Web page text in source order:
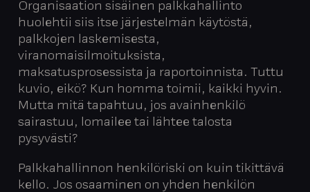
Organisaation sisäinen palkkahallinto
huolehtii siis itse järjestelmän käytöstä,
palkkojen laskemisesta,
viranomaisilmoituksista,
maksatusprosessista ja raportoinnista. Tuttu
kuvio, eikö? Kun homma toimii, kaikki hyvin.
Mutta mitä tapahtuu, jos avainhenkilö
sairastuu, lomailee tai lähtee talosta
pysyvästi?
Palkkahallinnon henkilöriski on kuin tikittävä
kello. Jos osaaminen on yhden henkilön